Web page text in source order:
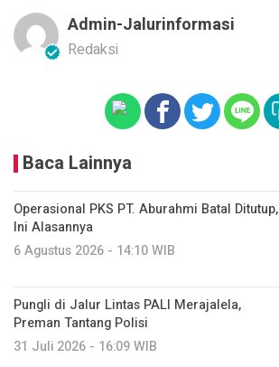
Admin-Jalurinformasi
Redaksi
Baca Lainnya
Operasional PKS PT. Aburahmi Batal Ditutup,
Ini Alasannya
6 Agustus 2026 - 14:10 WIB
Pungli di Jalur Lintas PALI Merajalela,
Preman Tantang Polisi
31 Juli 2026 - 16:09 WIB